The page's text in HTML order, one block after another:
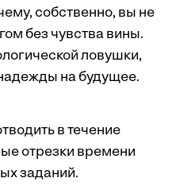
собственно, вы не
без чувства вины.
ловушки,
на будущее.
в течение
отрезки времени
заданий.